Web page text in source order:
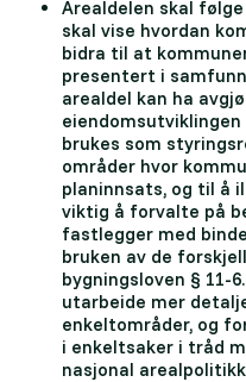
Arealdelen skal
skal vise hvordan
bidra til at
presentert i
arealdel kan ha
brukes som
områder hvor
planinnsats, og til å
viktig å forvalte på
fastlegger med
bruken av de
bygningsloven § 11-
utarbeide mer
enkeltområder, og
i enkeltsaker i tråd
nasjonal